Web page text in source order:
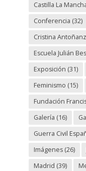
Castilla La
Conferencia (32)
Cristina
Escuela Julián
Exposición (31)
Feminismo (15)
Fundación
Galería (16)
Guerra Civil
Imágenes(26)
Madrid (39)